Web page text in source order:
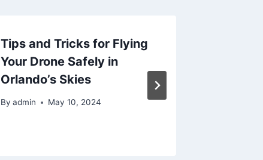
Tips and Tricks for Flying
Your Drone Safely in
Orlando’s Skies
By admin May 10, 2024